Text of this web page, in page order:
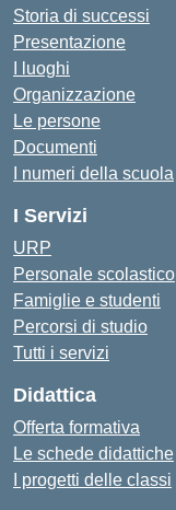
Storia di successi
Presentazione
I luoghi
Organizzazione
Le persone
Documenti
I numeri della scuola
I Servizi
URP
Personale scolastico
Famiglie e studenti
Percorsi di studio
Tutti i servizi
Didattica
Offerta formativa
Le schede didattiche
I progetti delle classi